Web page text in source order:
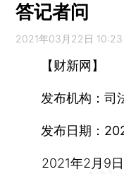
答记者问
2021年03月22日 10:23
【财新网】
发布机构：司
发布日期：
2021年2月9日